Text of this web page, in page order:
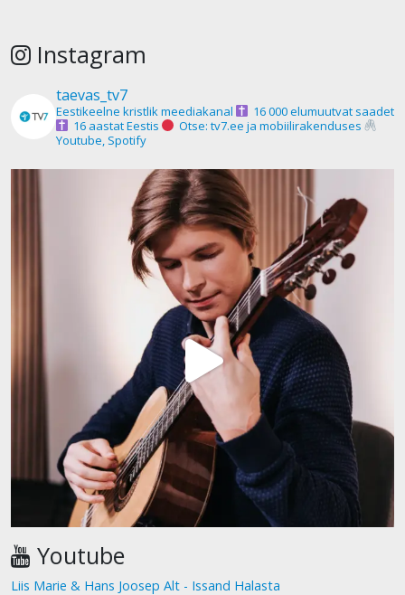
Instagram
taevas_tv7
Eestikeelne kristlik meediakanal
16 000 elumuutvat saadet
16 aastat Eestis
Otse: tv7.ee ja mobiilirakenduses
Youtube, Spotify
Youtube
Liis Marie & Hans Joosep Alt - Issand Halasta